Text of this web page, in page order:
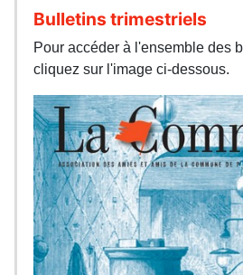
Bulletins trimestriels
Pour accéder à l'ensemble des
cliquez sur l'image ci-dessous.